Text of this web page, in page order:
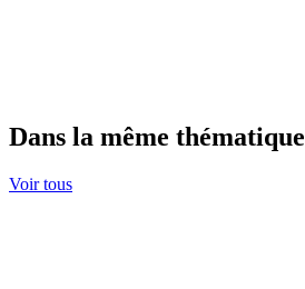
Dans la même thématique
Voir tous